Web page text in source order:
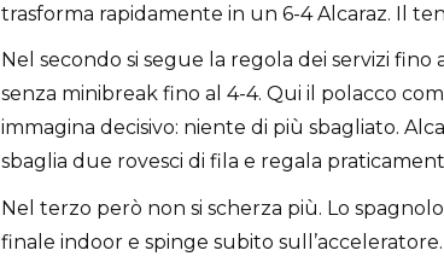
trasforma rapidamente in un 6-4 Alcaraz. Il
Nel secondo si segue la regola dei servizi fino
senza minibreak fino al 4-4. Qui il polacco
immagina decisivo: niente di più sbagliato.
sbaglia due rovesci di fila e regala
Nel terzo però non si scherza più. Lo
finale indoor e spinge subito